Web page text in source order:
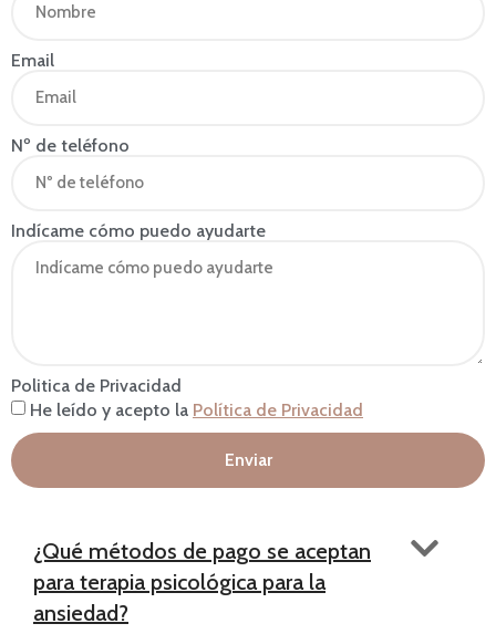
Email
Nº de teléfono
Indícame cómo puedo ayudarte
Politica de Privacidad
He leído y acepto la Política de Privacidad
Enviar
¿Qué métodos de pago se aceptan
para terapia psicológica para la
ansiedad?